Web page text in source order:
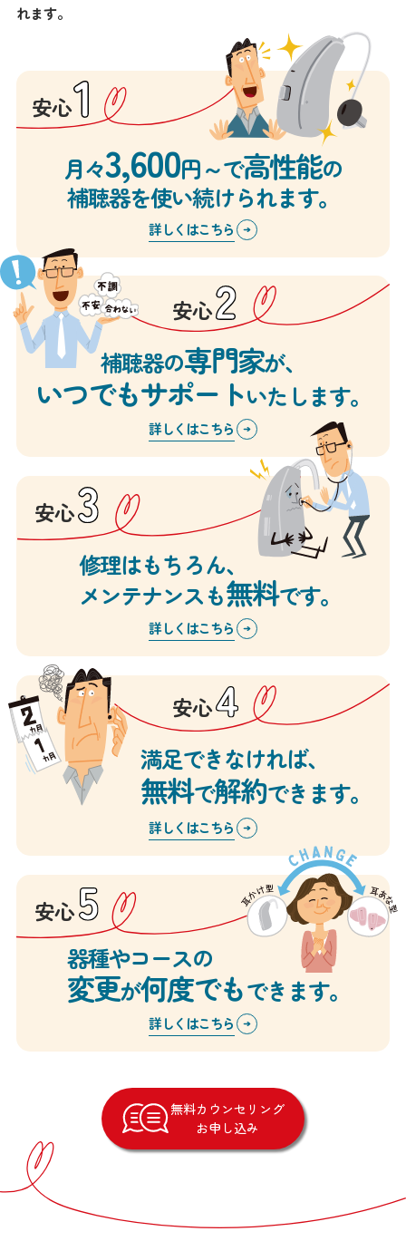
れます。
安心
月々3,600円～で高性能の
補聴器を使い続けられます。
詳しくはこちら
安心
補聴器の専門家が、
いつでもサポートいたします。
詳しくはこちら
安心
修理はもちろん、
メンテナンスも無料です。
詳しくはこちら
安心
満足できなければ、
無料で解約できます。
詳しくはこちら
安心
器種やコースの
変更が何度でもできます。
詳しくはこちら
無料カウンセリング
お申し込み